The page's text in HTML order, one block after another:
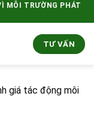
MÔI TRƯỜNG PHÁT
TƯ VẤN
giá tác động môi